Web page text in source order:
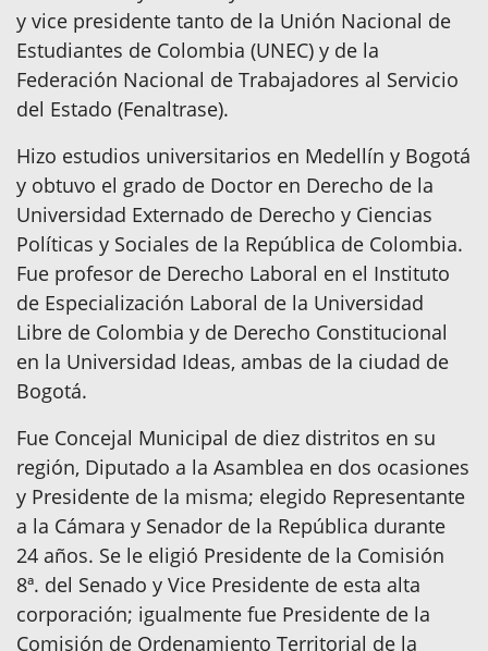
y vice presidente tanto de la Unión Nacional de
Estudiantes de Colombia (UNEC) y de la
Federación Nacional de Trabajadores al Servicio
del Estado (Fenaltrase).
Hizo estudios universitarios en Medellín y Bogotá
y obtuvo el grado de Doctor en Derecho de la
Universidad Externado de Derecho y Ciencias
Políticas y Sociales de la República de Colombia.
Fue profesor de Derecho Laboral en el Instituto
de Especialización Laboral de la Universidad
Libre de Colombia y de Derecho Constitucional
en la Universidad Ideas, ambas de la ciudad de
Bogotá.
Fue Concejal Municipal de diez distritos en su
región, Diputado a la Asamblea en dos ocasiones
y Presidente de la misma; elegido Representante
a la Cámara y Senador de la República durante
24 años. Se le eligió Presidente de la Comisión
8ª. del Senado y Vice Presidente de esta alta
corporación; igualmente fue Presidente de la
Comisión de Ordenamiento Territorial de la